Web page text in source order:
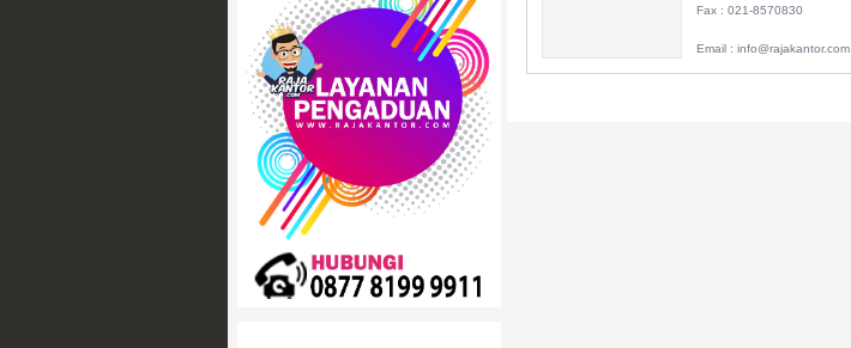
Partisi Kantor
Promo
+ Rak Serbaguna
+ Ranjang Besi
+ Sofa Kantor
+ Springbed
White Board / Papan Tulis
Fax : 021-8570830
Email : info@rajakantor.com